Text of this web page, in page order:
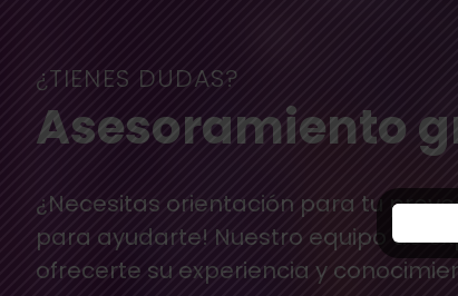
¿TIENES DUDAS?
Asesoramiento
¿Necesitas orientación para tu
para ayudarte! Nuestro equipo de
ofrecerte su experiencia y